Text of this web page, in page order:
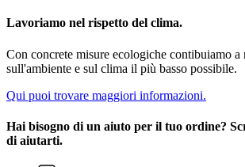
Lavoriamo nel rispetto del clima.
Con concrete misure ecologiche contibuiamo a
sull'ambiente e sul clima il più basso possibile.
Qui puoi trovare maggiori informazioni.
Hai bisogno di un aiuto per il tuo ordine?
di aiutarti.